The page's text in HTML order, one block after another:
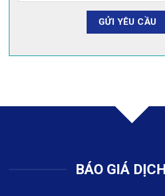
BÁO GIÁ